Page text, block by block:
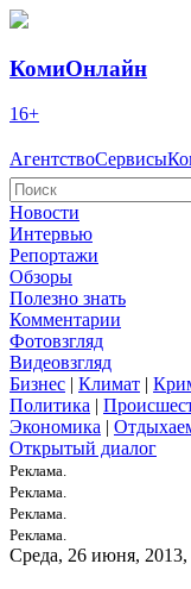
КомиОнлайн
16+
АгентствоСервисы
Новости
Интервью
Репортажи
Обзоры
Полезно знать
Комментарии
Фотовзгляд
Видеовзгляд
Бизнес | Климат |
Политика |
Экономика |
Открытый диалог
Реклама.
Реклама.
Реклама.
Реклама.
Среда, 26 июня, 2013,